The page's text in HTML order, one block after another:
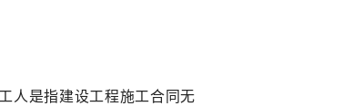
人是指建设工程施工合同无